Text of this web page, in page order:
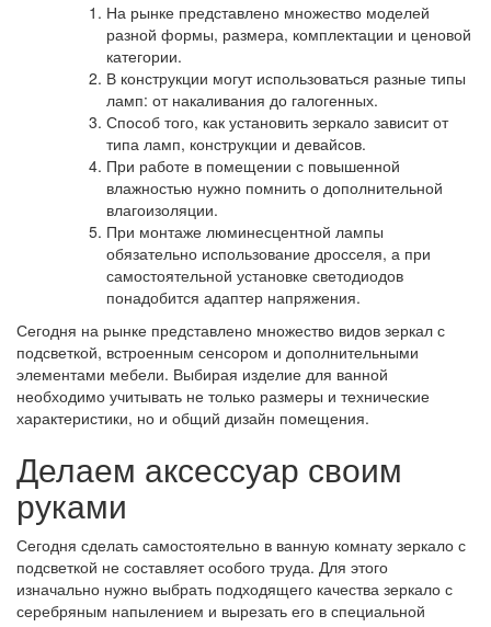
На рынке представлено множество моделей
разной формы, размера, комплектации и ценовой
категории.
В конструкции могут использоваться разные типы
ламп: от накаливания до галогенных.
Способ того, как установить зеркало зависит от
типа ламп, конструкции и девайсов.
При работе в помещении с повышенной
влажностью нужно помнить о дополнительной
влагоизоляции.
При монтаже люминесцентной лампы
обязательно использование дросселя, а при
самостоятельной установке светодиодов
понадобится адаптер напряжения.
Сегодня на рынке представлено множество видов зеркал с
подсветкой, встроенным сенсором и дополнительными
элементами мебели. Выбирая изделие для ванной
необходимо учитывать не только размеры и технические
характеристики, но и общий дизайн помещения.
Делаем аксессуар своим
руками
Сегодня сделать самостоятельно в ванную комнату зеркало с
подсветкой не составляет особого труда. Для этого
изначально нужно выбрать подходящего качества зеркало с
серебряным напылением и вырезать его в специальной